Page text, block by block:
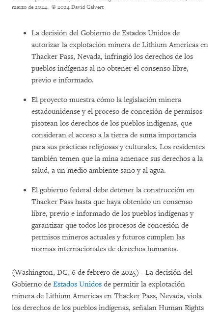
marzo de 2024. © 2024 David Calvert
La decisión del Gobierno de Estados Unidos de
autorizar la explotación minera de Lithium Americas en
Thacker Pass, Nevada, infringió los derechos de los
pueblos indígenas al no obtener el consenso libre,
previo e informado.
El proyecto muestra cómo la legislación minera
estadounidense y el proceso de concesión de permisos
pisotean los derechos de los pueblos indígenas, que
consideran el acceso a la tierra de suma importancia
para sus prácticas religiosas y culturales. Los residentes
también temen que la mina amenace sus derechos a la
salud, a un medio ambiente sano y al agua.
El gobierno federal debe detener la construcción en
Thacker Pass hasta que haya obtenido un consenso
libre, previo e informado de los pueblos indígenas y
garantizar que todos los procesos de concesión de
permisos mineros actuales y futuros cumplen las
normas internacionales de derechos humanos.
(Washington, DC, 6 de febrero de 2025) - La decisión del
Gobierno de Estados Unidos de permitir la explotación
minera de Lithium Americas en Thacker Pass, Nevada, viola
los derechos de los pueblos indígenas, señalan Human Rights